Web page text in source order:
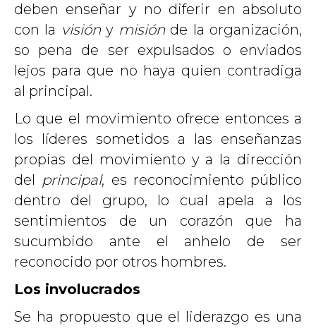
deben enseñar y no diferir en absoluto
con la visióny misiónde la organización,
so pena de ser expulsados o enviados
lejos para que no haya quien contradiga
al principal.
Lo que el movimiento ofrece entonces a
los líderes sometidos a las enseñanzas
propias del movimiento y a la dirección
del principal, es reconocimiento público
dentro del grupo, lo cual apela a los
sentimientos de un corazón que ha
sucumbido ante el anhelo de ser
reconocido por otros hombres.
Los involucrados
Se ha propuesto que el liderazgo es una